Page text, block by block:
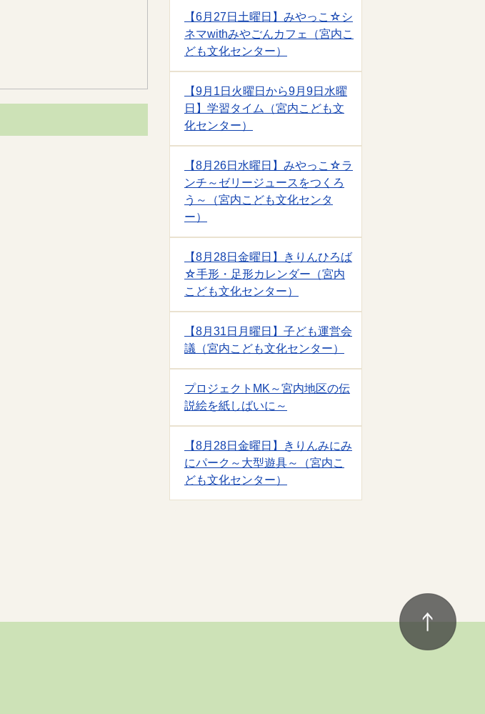
【6月27日土曜日】みやっこ☆シ
ネマwithみやごんカフェ（宮内こ
ども文化センター）
【9月1日火曜日から9月9日水曜
日】学習タイム（宮内こども文
化センター）
【8月26日水曜日】みやっこ☆ラ
ンチ～ゼリージュースをつくろ
う～（宮内こども文化センタ
ー）
【8月28日金曜日】きりんひろば
☆手形・足形カレンダー（宮内
こども文化センター）
【8月31日月曜日】子ども運営会
議（宮内こども文化センター）
プロジェクトMK～宮内地区の伝
説絵を紙しばいに～
【8月28日金曜日】きりんみにみ
にパーク～大型遊具～（宮内こ
ども文化センター）